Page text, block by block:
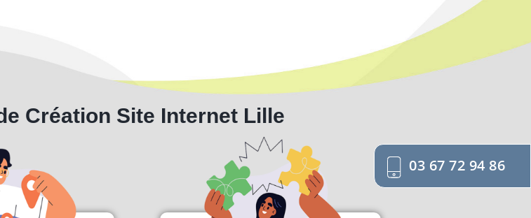
Création Site Internet Lille
03 67 72 94 86